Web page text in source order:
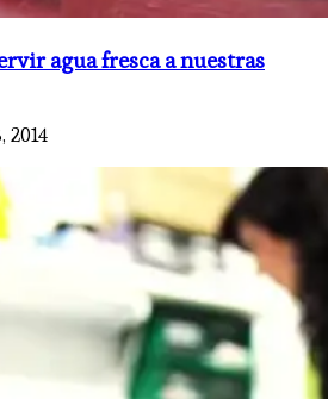
agua fresca a nuestras
2014